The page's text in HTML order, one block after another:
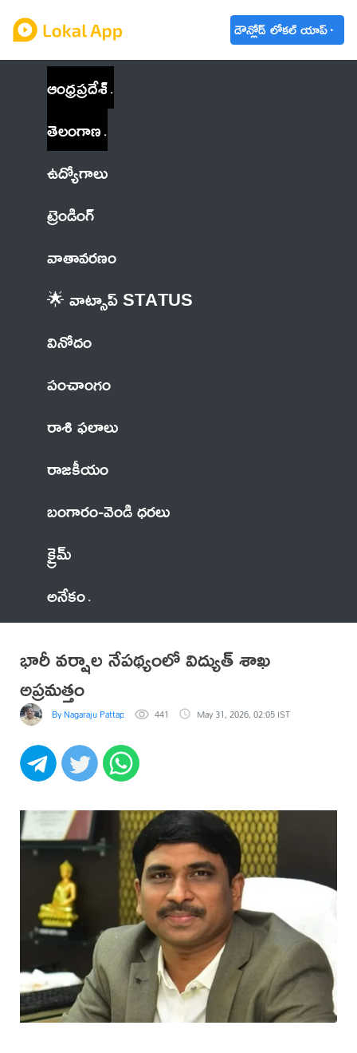
డౌన్లోడ్ లోకల్ యాప్
ఆంధ్రప్రదేశ్
తెలంగాణ
ఉద్యోగాలు
ట్రెండింగ్
వాతావరణం
🌟 వాట్సాప్ STATUS
వినోదం
పంచాంగం
రాశి ఫలాలు
రాజకీయం
బంగారం-వెండి ధరలు
క్రైమ్
అనేకం
భారీ వర్షాల నేపథ్యంలో విద్యుత్ శాఖ
అప్రమత్తం
By Nagaraju Pattapalli 441 May 31, 2026, 02:05 IST